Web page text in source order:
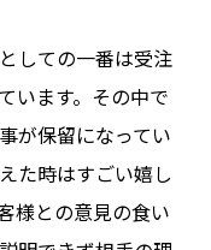
しての一番は受注
います。その中で
が保留になってい
た時はすごい嬉し
様との意見の食い